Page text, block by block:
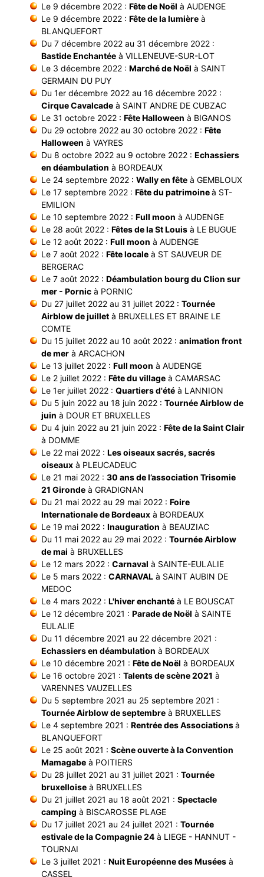
Le 9 décembre 2022 : Fête de Noël à AUDENGE
Le 9 décembre 2022 : Fête de la lumière à
BLANQUEFORT
Du 7 décembre 2022 au 31 décembre 2022 :
Bastide Enchantée à VILLENEUVE-SUR-LOT
Le 3 décembre 2022 : Marché de Noël à SAINT
GERMAIN DU PUY
Du 1er décembre 2022 au 16 décembre 2022 :
Cirque Cavalcade à SAINT ANDRE DE CUBZAC
Le 31 octobre 2022 : Fête Halloween à BIGANOS
Du 29 octobre 2022 au 30 octobre 2022 : Fête
Halloween à VAYRES
Du 8 octobre 2022 au 9 octobre 2022 : Echassiers
en déambulation à BORDEAUX
Le 24 septembre 2022 : Wally en fête à GEMBLOUX
Le 17 septembre 2022 : Fête du patrimoineà ST-
EMILION
Le 10 septembre 2022 : Full moon à AUDENGE
Le 28 août 2022 : Fêtes de la St Louis à LE BUGUE
Le 12 août 2022 : Full moon à AUDENGE
Le 7 août 2022 : Fête locale à ST SAUVEUR DE
BERGERAC
Le 7 août 2022 : Déambulation bourg du Clion sur
mer - Pornic à PORNIC
Du 27 juillet 2022 au 31 juillet 2022 : Tournée
Airblow de juillet à BRUXELLES ET BRAINE LE
COMTE
Du 15 juillet 2022 au 10 août 2022 : animation front
de mer à ARCACHON
Le 13 juillet 2022 : Full moon à AUDENGE
Le 2 juillet 2022 : Fête du village à CAMARSAC
Le 1er juillet 2022 : Quartiers d'été à LANNION
Du 5 juin 2022 au 18 juin 2022 : Tournée Airblow de
juin à DOUR ET BRUXELLES
Du 4 juin 2022 au 21 juin 2022 : Fête de la Saint Clair
à DOMME
Le 22 mai 2022 : Les oiseaux sacrés, sacrés
oiseaux à PLEUCADEUC
Le 21 mai 2022 : 30 ans de l’association Trisomie
21 Gironde à GRADIGNAN
Du 21 mai 2022 au 29 mai 2022 : Foire
Internationale de Bordeaux à BORDEAUX
Le 19 mai 2022 : Inauguration à BEAUZIAC
Du 11 mai 2022 au 29 mai 2022 : Tournée Airblow
de mai à BRUXELLES
Le 12 mars 2022 : Carnaval à SAINTE-EULALIE
Le 5 mars 2022 : CARNAVAL à SAINT AUBIN DE
MEDOC
Le 4 mars 2022 : L'hiver enchanté à LE BOUSCAT
Le 12 décembre 2021 : Parade de Noël à SAINTE
EULALIE
Du 11 décembre 2021 au 22 décembre 2021 :
Echassiers en déambulation à BORDEAUX
Le 10 décembre 2021 : Fête de Noël à BORDEAUX
Le 16 octobre 2021 : Talents de scène 2021 à
VARENNES VAUZELLES
Du 5 septembre 2021 au 25 septembre 2021 :
Tournée Airblow de septembre à BRUXELLES
Le 4 septembre 2021 : Rentrée des Associationsà
BLANQUEFORT
Le 25 août 2021 : Scène ouverte à la Convention
Mamagabe à POITIERS
Du 28 juillet 2021 au 31 juillet 2021 : Tournée
bruxelloise à BRUXELLES
Du 21 juillet 2021 au 18 août 2021 : Spectacle
camping à BISCAROSSE PLAGE
Du 17 juillet 2021 au 24 juillet 2021 : Tournée
estivale de la Compagnie 24 à LIEGE - HANNUT -
TOURNAI
Le 3 juillet 2021 : Nuit Européenne des Musées à
CASSEL